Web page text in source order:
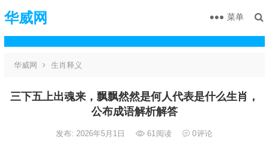
华威网 菜单
华威网 生肖释义
三下五上出魂来，飘飘然然是何人代表是什么生肖，
公布成语解析解答
发布: 2026年5月1日 61阅读 0评论